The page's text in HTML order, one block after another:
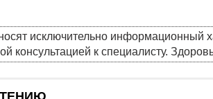
исключительно информационный
консультацией к специалисту.